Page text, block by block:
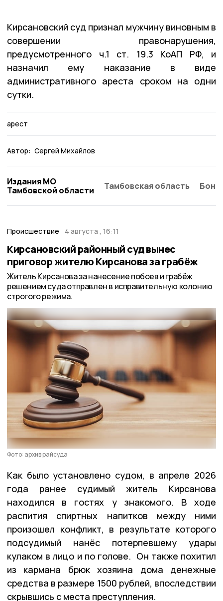
Кирсановский суд признал мужчину виновным в
совершении правонарушения,
предусмотренного ч.1 ст. 19.3 КоАП РФ, и
назначил ему наказание в виде
административного ареста сроком на одни
сутки.
арест
Автор: Сергей Михайлов
Издания МО
Тамбовской области
Тамбовская область
Происшествие 4 августа , 16:11
Кирсановский районный суд вынес
приговор жителю Кирсанова за грабёж
Житель Кирсанова за нанесение побоев и грабёж
решением суда отправлен в исправительную колонию
строгого режима.
Фото: архив райсуда
Как было установлено судом, в апреле 2026
года ранее судимый житель Кирсанова
находился в гостях у знакомого. В ходе
распития спиртных напитков между ними
произошел конфликт, в результате которого
подсудимый нанёс потерпевшему удары
кулаком в лицо и по голове. Он также похитил
из кармана брюк хозяина дома денежные
средства в размере 1500 рублей, впоследствии
скрывшись с места преступления.